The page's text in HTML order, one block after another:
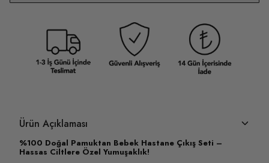
Ürün Açıklaması
%100 Doğal Pamuktan Bebek Hastane Çıkış Seti –
Hassas Ciltlere Özel Yumuşaklık!